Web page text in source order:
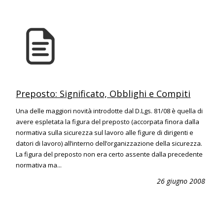
Preposto: Significato, Obblighi e Compiti
Una delle maggiori novità introdotte dal D.Lgs. 81/08 è quella di
avere espletata la figura del preposto (accorpata finora dalla
normativa sulla sicurezza sul lavoro alle figure di dirigenti e
datori di lavoro) all’interno dell’organizzazione della sicurezza.
La figura del preposto non era certo assente dalla precedente
normativa ma...
26 giugno 2008